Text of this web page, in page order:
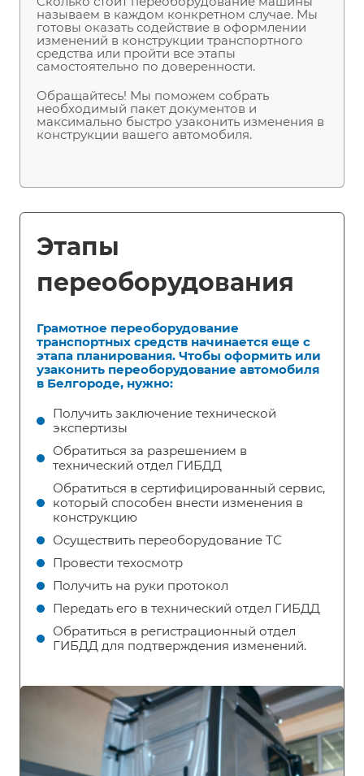
называем в каждом конкретном случае. Мы
готовы оказать содействие в оформлении
изменений в конструкции транспортного
средства или пройти все этапы
самостоятельно по доверенности.
Обращайтесь! Мы поможем собрать
необходимый пакет документов и
максимально быстро узаконить изменения в
конструкции вашего автомобиля.
Этапы
переоборудования
Грамотное переоборудование
транспортных средств начинается еще с
этапа планирования. Чтобы оформить или
узаконить переоборудование автомобиля
в Белгороде, нужно:
Получить заключение технической
экспертизы
Обратиться за разрешением в
технический отдел ГИБДД
Обратиться в сертифицированный сервис,
который способен внести изменения в
конструкцию
Осуществить переоборудование ТС
Провести техосмотр
Получить на руки протокол
Передать его в технический отдел ГИБДД
Обратиться в регистрационный отдел
ГИБДД для подтверждения изменений.